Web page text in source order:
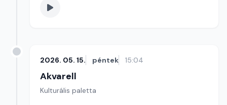
Kultúrmorzsa
2026. 05. 15. péntek 15:04
Akvarell
Kulturális paletta